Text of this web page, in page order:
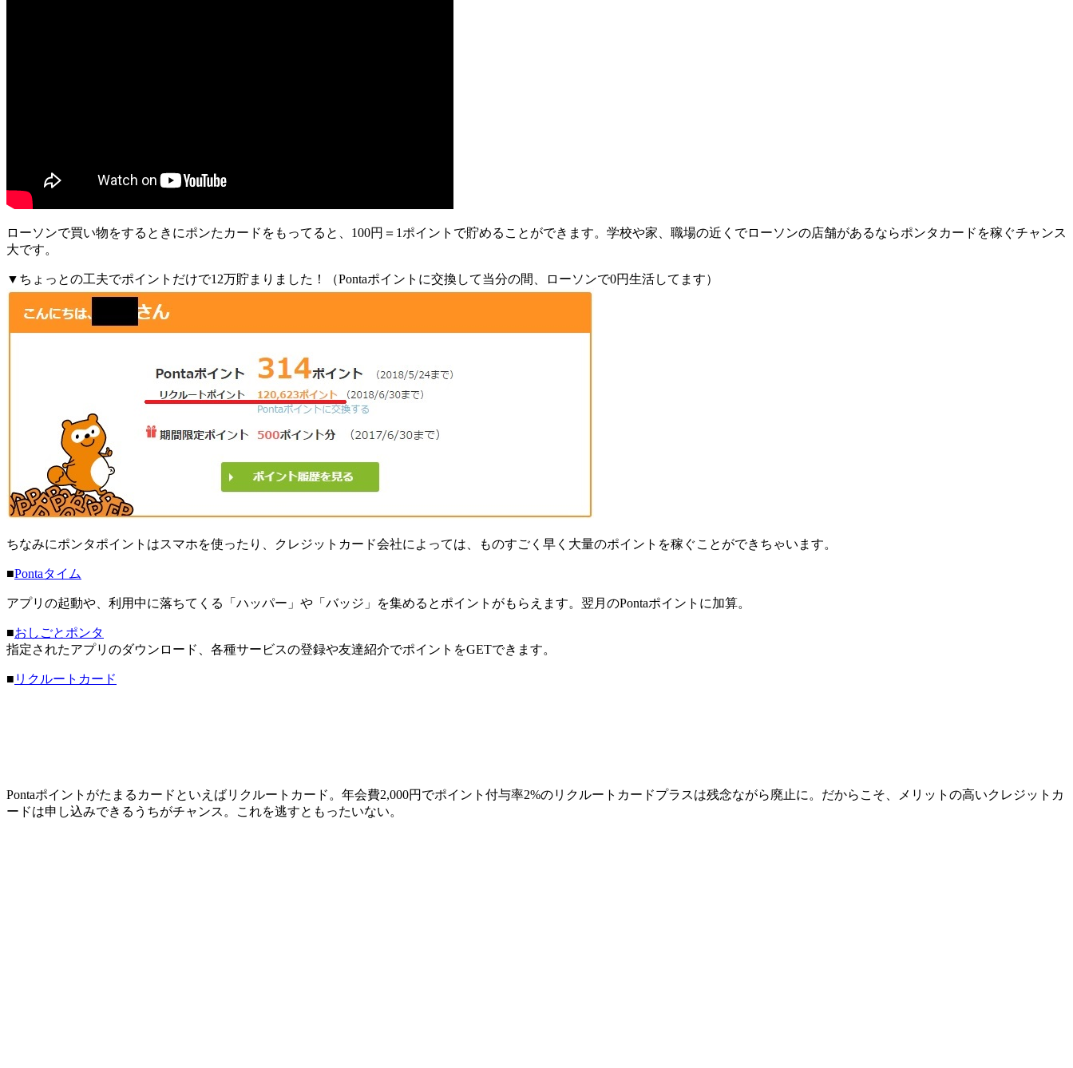
ローソンで買い物をするときにポンたカードをもってると、100円＝1ポイントで貯めることができます。学校や家、職場の近くでローソンの店舗があるならポンタカードを稼ぐチャンス
大です。
▼ちょっとの工夫でポイントだけで12万貯まりました！ （Pontaポイントに交換して当分の間、ローソンで0円生活してます）
ちなみにポンタポイントはスマホを使ったり、クレジットカード会社によっては、ものすごく早く大量のポイントを稼ぐことができちゃいます。
■Pontaタイム
アプリの起動や、利用中に落ちてくる「ハッパー」や「バッジ」を集めるとポイントがもらえます。翌月のPontaポイントに加算。
■おしごとポンタ
指定されたアプリのダウンロード、各種サービスの登録や友達紹介でポイントをGETできます。
■ リクルートカード
Pontaポイントがたまるカードといえばリクルートカード。年会費2,000円でポイント付与率2%のリクルートカードプラスは残念ながら廃止に。だからこそ、メリットの高いクレジットカ
ードは申し込みできるうちがチャンス。これを逃すともったいない。